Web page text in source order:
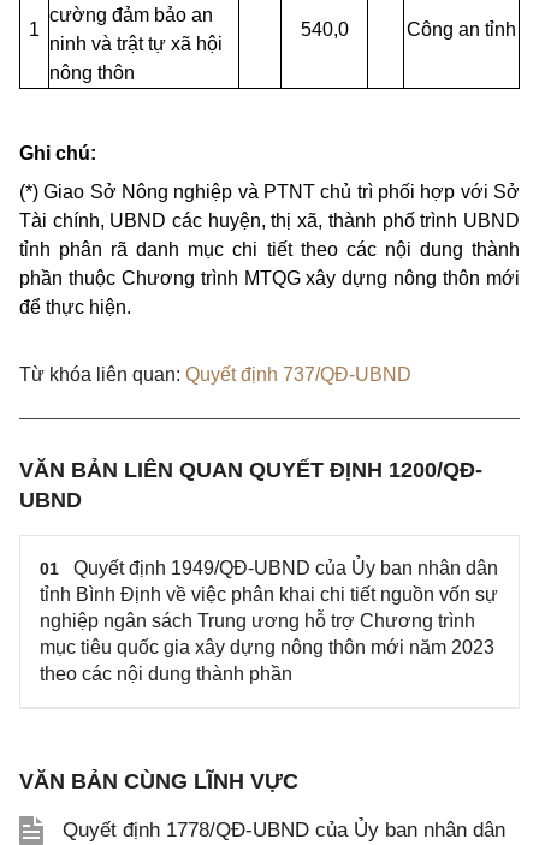
1
cường đảm bảo an
ninh và trật tự xã hội
nông thôn
540,0 Công an tỉnh
Ghi chú:
(*) Giao Sở Nông nghiệp và PTNT chủ trì phối hợp với Sở
Tài chính, UBND các huyện, thị xã, thành phố trình UBND
tỉnh phân rã danh mục chi tiết theo các nội dung thành
phần thuộc Chương trình MTQG xây dựng nông thôn mới
để thực hiện.
Từ khóa liên quan: Quyết định 737/QĐ-UBND
VĂN BẢN LIÊN QUAN QUYẾT ĐỊNH 1200/QĐ-
UBND
01
Quyết định 1949/QĐ-UBND của Ủy ban nhân dân
tỉnh Bình Định về việc phân khai chi tiết nguồn vốn sự
nghiệp ngân sách Trung ương hỗ trợ Chương trình
mục tiêu quốc gia xây dựng nông thôn mới năm 2023
theo các nội dung thành phần
VĂN BẢN CÙNG LĨNH VỰC
Quyết định 1778/QĐ-UBND của Ủy ban nhân dân